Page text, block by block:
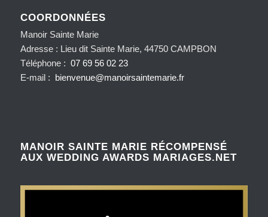
COORDONNÉES
Manoir Sainte Marie
Adresse : Lieu dit Sainte Marie, 44750 CAMPBON
Téléphone : 07 69 56 02 23
E-mail : bienvenue@manoirsaintemarie.fr
MANOIR SAINTE MARIE RÉCOMPENSÉ
AUX WEDDING AWARDS MARIAGES.NET